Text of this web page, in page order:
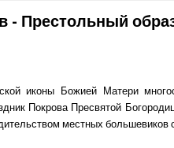
- Престольный
иконы Божией Матери
Покрова Пресвятой
местных большевиков